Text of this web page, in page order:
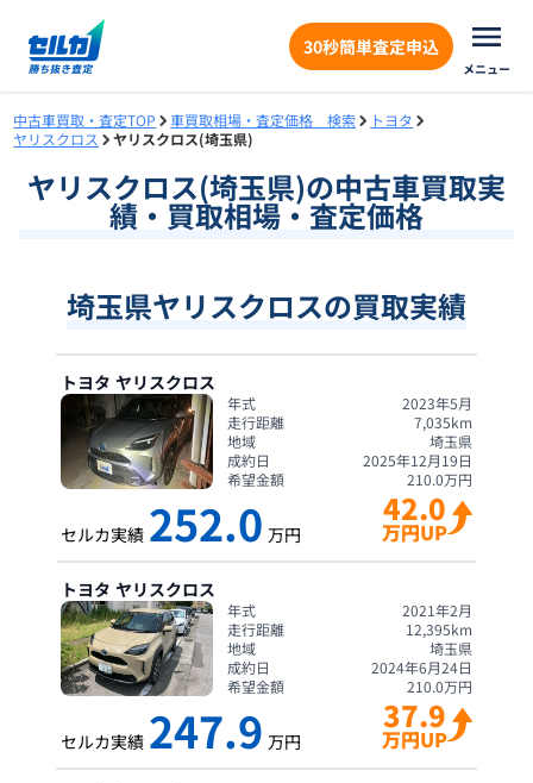
30秒簡単査定申込
メニュー
中古車買取・査定TOP 車買取相場・査定価格 検索
トヨタ
ヤリスクロス
ヤリスクロス(埼玉県)
ヤリスクロス(埼玉県)の中古車買取実
績・買取相場・査定価格
埼玉県ヤリスクロスの買取実績
トヨタ ヤリスクロス
年式
2023年5月
走行距離
7,035km
地域
埼玉県
成約日
2025年12月19日
希望金額
210.0万円
セルカ実績 252.0 万円
42.0
万円UP
トヨタ ヤリスクロス
年式
2021年2月
走行距離
12,395km
地域
埼玉県
成約日
2024年6月24日
希望金額
210.0万円
セルカ実績 247.9 万円
37.9
万円UP